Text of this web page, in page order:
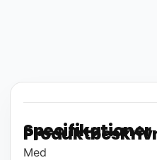
Med
Specifikationer